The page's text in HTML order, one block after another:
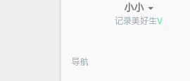
小小
记录美好生活
导航